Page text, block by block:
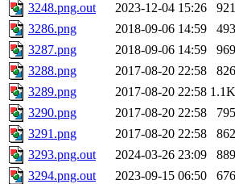
3248.png.out
2023-12-04 15:26
921
3286.png
2018-09-06 14:59
493
3287.png
2018-09-06 14:59
969
3288.png
2017-08-20 22:58
826
3289.png
2017-08-20 22:58 1.1K
3290.png
2017-08-20 22:58
795
3291.png
2017-08-20 22:58
862
3293.png.out
2024-03-26 23:09
889
3294.png.out
2023-09-15 06:50
676